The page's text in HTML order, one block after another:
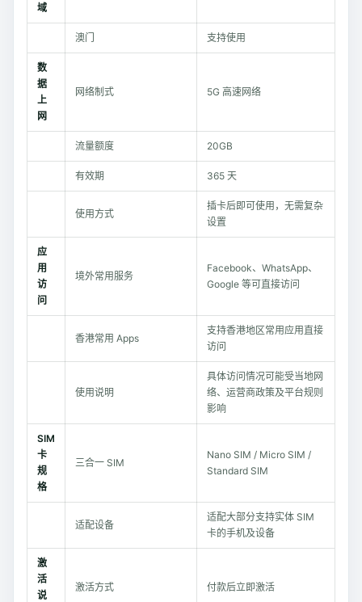
域
澳门 支持使用
数
据
上
网
网络制式 5G 高速网络
流量额度 20GB
有效期 365 天
使用方式
插卡后即可使用，无需复杂
设置
应
用
访
问
境外常用服务
Facebook、WhatsApp、
Google 等可直接访问
香港常用 Apps
支持香港地区常用应用直接
访问
使用说明
具体访问情况可能受当地网
络、运营商政策及平台规则
影响
SIM
卡
规
格
三合一 SIM
Nano SIM / Micro SIM /
Standard SIM
适配设备
适配大部分支持实体 SIM
卡的手机及设备
激
活
说
激活方式 付款后立即激活